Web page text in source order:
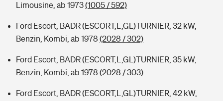
Limousine, ab 1973(1005 / 592)
Ford Escort, BADR (ESCORT,L,GL)TURNIER, 32 kW,
Benzin, Kombi, ab 1978 (2028 / 302)
Ford Escort, BADR (ESCORT,L,GL)TURNIER, 35 kW,
Benzin, Kombi, ab 1978 (2028 / 303)
Ford Escort, BADR (ESCORT,L,GL)TURNIER, 42 kW,